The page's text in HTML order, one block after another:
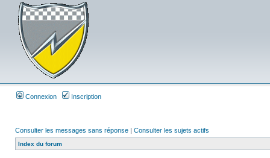
Connexion Inscription
Consulter les messages sans réponse | Consulter les sujets actifs
Index du forum